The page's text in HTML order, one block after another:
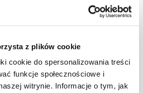
z plików cookie
cookie do spersonalizowania treści
funkcje społecznościowe i
witrynie. Informacje o tym, jak
–
Płotek
przeciwśn. 155
mm L-3,0 m
szt –